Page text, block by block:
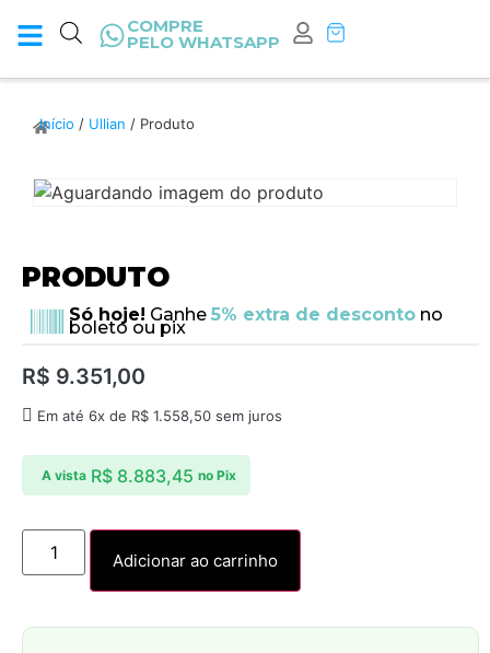
COMPRE
PELO WHATSAPP
Início / Ullian / Produto
PRODUTO
Só hoje! Ganhe 5% extra de descontono
boleto ou pix
R$ 9.351,00
Em até 6x de R$ 1.558,50 sem juros
A vista R$8.883,45 no Pix
Adicionar ao carrinho